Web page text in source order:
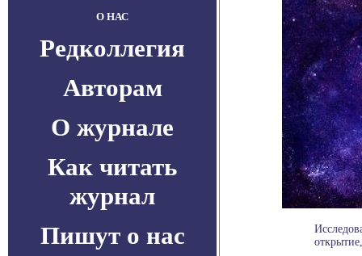
О НАС
Редколлегия
Авторам
О журнале
Как читать
журнал
Пишут о нас